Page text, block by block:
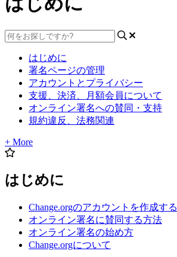
はじめに
署名ページの管理
アカウントとプライバシー
支援、決済、月額会員について
オンライン署名への賛同・支持
規約違反、法務関連
+ More
はじめに
Change.orgのアカウントを作成する
オンライン署名に賛同する方法
オンライン署名の始め方
Change.orgについて